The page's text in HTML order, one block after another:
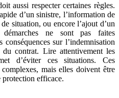
aussi respecter certaines règles.
d’un sinistre, l’information de
situation, ou encore l’ajout d’un
ne sont pas faites
sur l’indemnisation
contrat. Lire attentivement les
d’éviter ces situations. Ces
mais elles doivent être
protection efficace.